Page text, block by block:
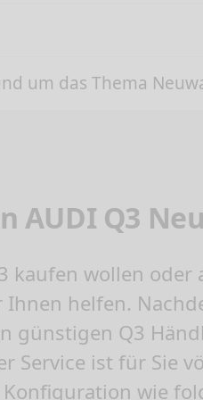
um das Thema
AUDI Q3
kaufen wollen oder
helfen.
günstigen Q3
Service ist für Sie
wie